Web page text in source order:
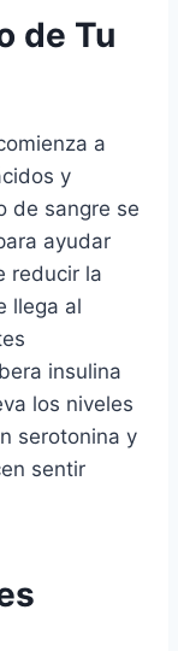
de Tu
a
y
de sangre se
ayudar
reducir la
llega al
insulina
los niveles
serotonina y
sentir